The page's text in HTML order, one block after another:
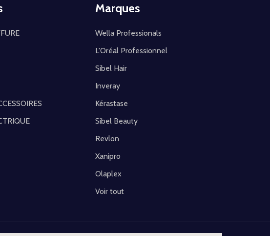
Marques
Wella Professionals
L'Oréal Professionnel
Sibel Hair
Inveray
Kérastase
Sibel Beauty
Revlon
Xanipro
Olaplex
Voir tout